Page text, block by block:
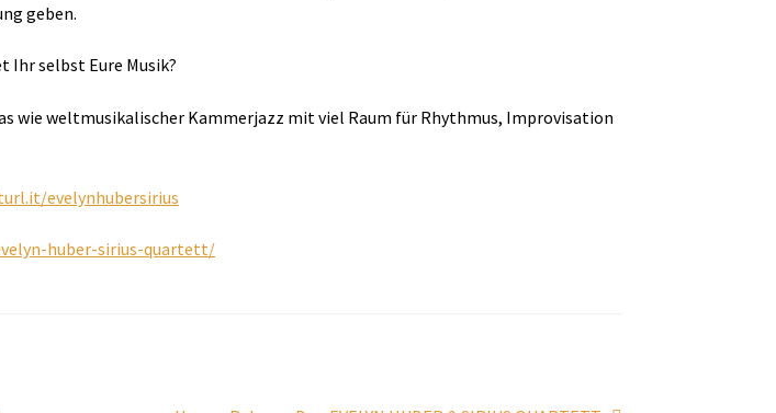
geben.
Ihr selbst Eure Musik?
wie weltmusikalischer Kammerjazz mit viel Raum für Rhythmus, Improvisation
evelynhubersirius
huber-sirius-quartett/